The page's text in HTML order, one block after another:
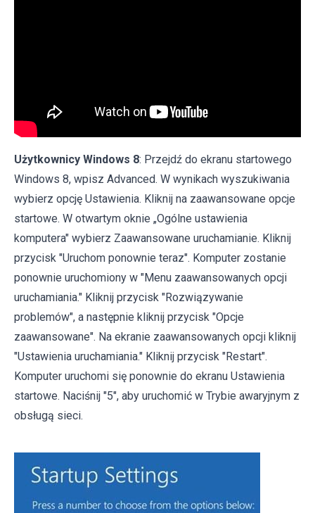
Użytkownicy Windows 8: Przejdź do ekranu startowego
Windows 8, wpisz Advanced. W wynikach wyszukiwania
wybierz opcję Ustawienia. Kliknij na zaawansowane opcje
startowe. W otwartym oknie „Ogólne ustawienia
komputera" wybierz Zaawansowane uruchamianie. Kliknij
przycisk "Uruchom ponownie teraz". Komputer zostanie
ponownie uruchomiony w "Menu zaawansowanych opcji
uruchamiania." Kliknij przycisk "Rozwiązywanie
problemów", a następnie kliknij przycisk "Opcje
zaawansowane". Na ekranie zaawansowanych opcji kliknij
"Ustawienia uruchamiania." Kliknij przycisk "Restart".
Komputer uruchomi się ponownie do ekranu Ustawienia
startowe. Naciśnij "5", aby uruchomić w Trybie awaryjnym z
obsługą sieci.